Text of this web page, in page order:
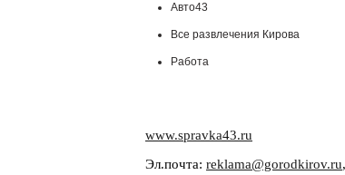
Авто43
Все развлечения Кирова
Работа
www.spravka43.ru
Эл.почта: reklama@gorodkirov.ru